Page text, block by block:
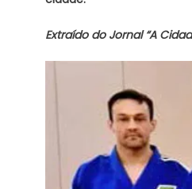
Extraído do Jornal “A